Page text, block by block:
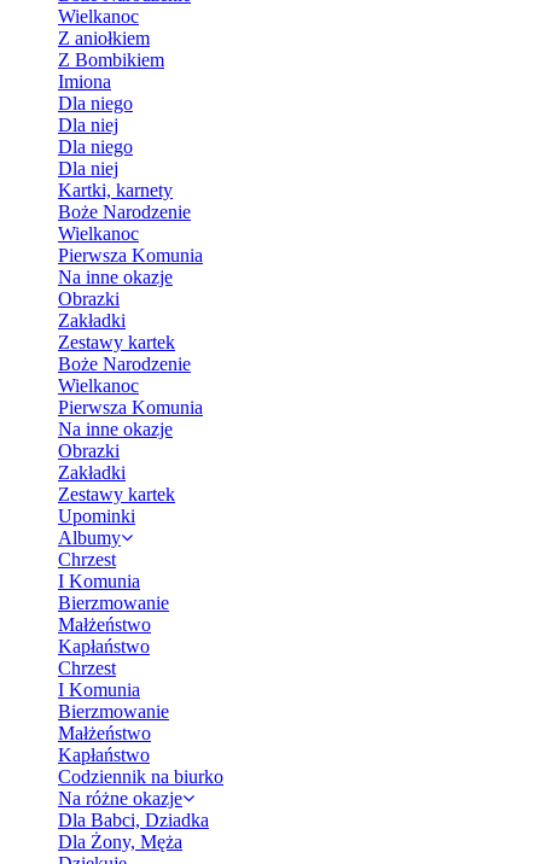
Wielkanoc
Z aniołkiem
Z Bombikiem
Imiona
Dla niego
Dla niej
Dla niego
Dla niej
Kartki, karnety
Boże Narodzenie
Wielkanoc
Pierwsza Komunia
Na inne okazje
Obrazki
Zakładki
Zestawy kartek
Boże Narodzenie
Wielkanoc
Pierwsza Komunia
Na inne okazje
Obrazki
Zakładki
Zestawy kartek
Upominki
Albumy
Chrzest
I Komunia
Bierzmowanie
Małżeństwo
Kapłaństwo
Chrzest
I Komunia
Bierzmowanie
Małżeństwo
Kapłaństwo
Codziennik na biurko
Na różne okazje
Dla Babci, Dziadka
Dla Żony, Męża